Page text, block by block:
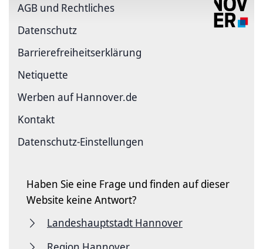
AGB und Rechtliches
Datenschutz
Barriere­freiheits­erklärung
Netiquette
Werben auf Hannover.de
Kontakt
Datenschutz-Einstellungen
Haben Sie eine Frage und finden auf dieser
Website keine Antwort?
Landeshauptstadt Hannover